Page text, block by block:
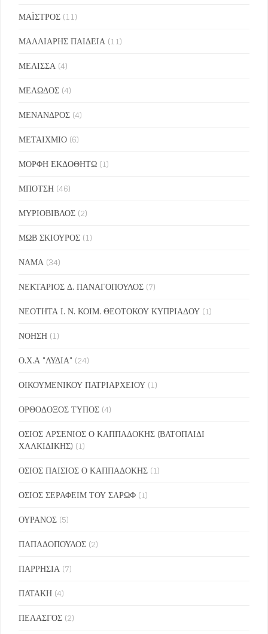
ΜΑΪΣΤΡΟΣ (11)
ΜΑΛΛΙΑΡΗΣ ΠΑΙΔΕΙΑ (11)
ΜΕΛΙΣΣΑ (4)
ΜΕΛΩΔΟΣ (4)
ΜΕΝΑΝΔΡΟΣ (4)
ΜΕΤΑΙΧΜΙΟ (6)
ΜΟΡΦΗ ΕΚΔΟΘΗΤΩ (1)
ΜΠΟΤΣΗ (46)
ΜΥΡΙΟΒΙΒΛΟΣ (2)
ΜΩΒ ΣΚΙΟΥΡΟΣ (1)
ΝΑΜΑ (34)
ΝΕΚΤΑΡΙΟΣ Δ. ΠΑΝΑΓΟΠΟΥΛΟΣ (7)
ΝΕΟΤΗΤΑ Ι. Ν. ΚΟΙΜ. ΘΕΟΤΟΚΟΥ ΚΥΠΡΙΑΔΟΥ (1)
ΝΟΗΣΗ (1)
Ο.Χ.Α "ΛΥΔΙΑ" (24)
ΟΙΚΟΥΜΕΝΙΚΟΥ ΠΑΤΡΙΑΡΧΕΙΟΥ (1)
ΟΡΘΟΔΟΞΟΣ ΤΥΠΟΣ (4)
ΟΣΙΟΣ ΑΡΣΕΝΙΟΣ Ο ΚΑΠΠΑΔΟΚΗΣ (ΒΑΤΟΠΑΙΔΙ
ΧΑΛΚΙΔΙΚΗΣ) (1)
ΟΣΙΟΣ ΠΑΙΣΙΟΣ Ο ΚΑΠΠΑΔΟΚΗΣ (1)
ΟΣΙΟΣ ΣΕΡΑΦΕΙΜ ΤΟΥ ΣΑΡΩΦ (1)
ΟΥΡΑΝΟΣ (5)
ΠΑΠΑΔΟΠΟΥΛΟΣ (2)
ΠΑΡΡΗΣΙΑ (7)
ΠΑΤΑΚΗ (4)
ΠΕΛΑΣΓΟΣ (2)